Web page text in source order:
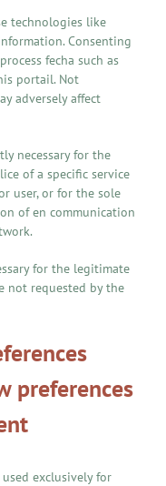
technologies like
Consenting
fecha such as
portail. Not
adversely affect
necessary for the
of a specific service
user, or for the sole
of en communication
for the legitimate
not requested by the
preferences
exclusively for